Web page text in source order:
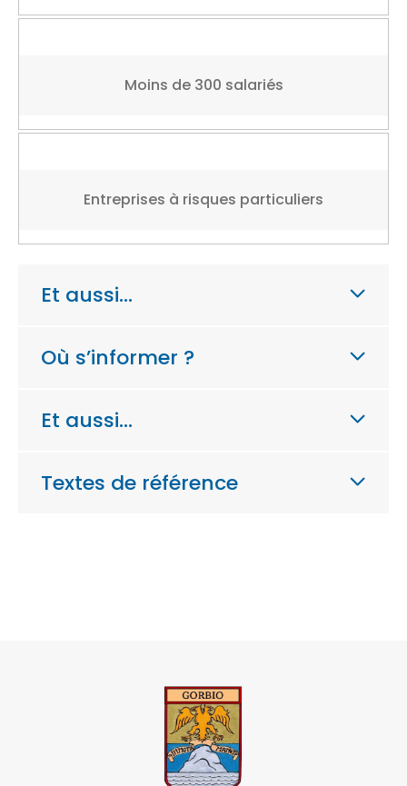
Moins de 300 salariés
Entreprises à risques particuliers
Et aussi…
Où s’informer ?
Et aussi…
Textes de référence